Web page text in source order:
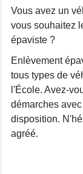
Vous avez un
vous souhaitez
épaviste ?
Enlèvement
tous types de
l'École. Avez-
démarches
disposition.
agréé.